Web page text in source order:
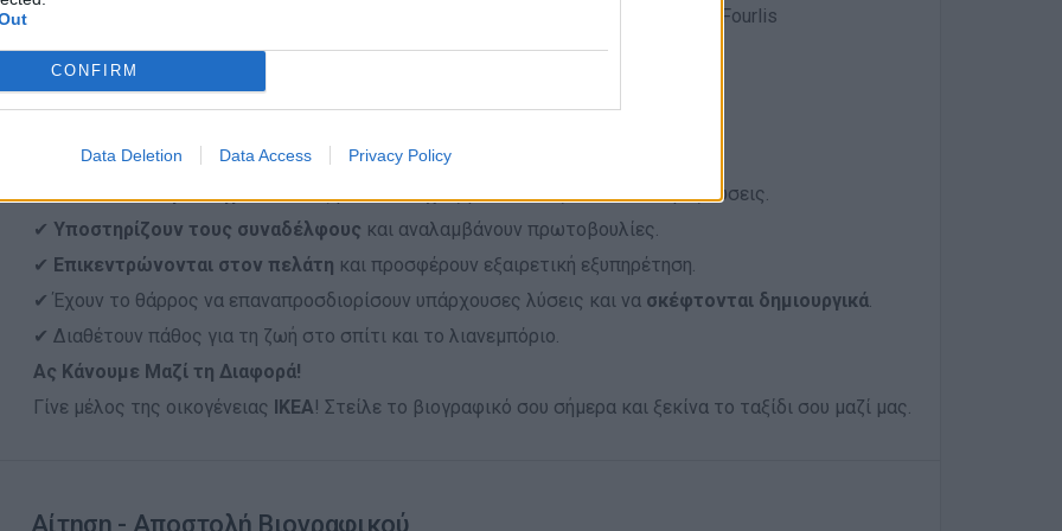
CONFIRM
Data Deletion Data Access Privacy Policy
: Προνομιακές τιμές σε προϊόντα ΙΚΕΑ & άλλα brands του Ομίλου Fourlis
💻Ανάπτυξη Υπαλλήλων: 40+ ώρες ετήσιας εκπαίδευσης για συνεχή εξέλιξη
🚀Ευκαιρίες Καριέρας: 8/10 θέσεις εργασίας καλύπτονται εσωτερικά
Οι Άνθρωποι που Αναζητούμε
✔Δίνουν το παράδειγμακαι αναζητούν συνεχώς βελτιώσεις και καινοτόμες λύσεις.
✔ Υποστηρίζουν τους συναδέλφους και αναλαμβάνουν πρωτοβουλίες.
✔ Επικεντρώνονται στον πελάτη και προσφέρουν εξαιρετική εξυπηρέτηση.
✔ Έχουν το θάρρος να επαναπροσδιορίσουν υπάρχουσες λύσεις και να σκέφτονται δημιουργικά.
✔ Διαθέτουν πάθος για τη ζωή στο σπίτι και το λιανεμπόριο.
Ας Κάνουμε Μαζί τη Διαφορά!
Γίνε μέλος της οικογένειας ΙΚΕΑ! Στείλε το βιογραφικό σου σήμερα και ξεκίνα το ταξίδι σου μαζί μας.
Αίτηση - Αποστολή Βιογραφικού